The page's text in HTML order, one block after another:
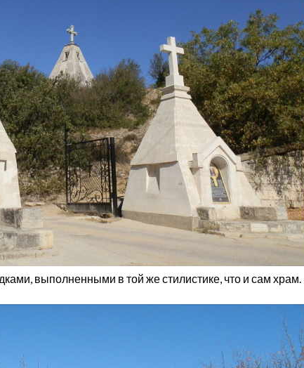
выполненными в той же стилистике, что и сам храм.